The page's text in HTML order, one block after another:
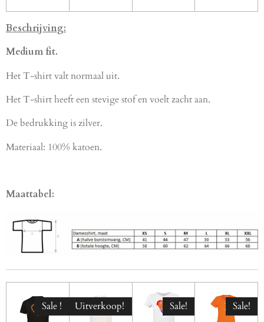
Beschrijving:
Medium fit.
Het T-shirt valt normaal uit.
Het T-shirt heeft een stevige stof en voelt zacht aan.
De bedrukking is zilver.
Materiaal: 100% katoen.
Maattabel:
Sale ! Uitverkoop! Sale! Sale!